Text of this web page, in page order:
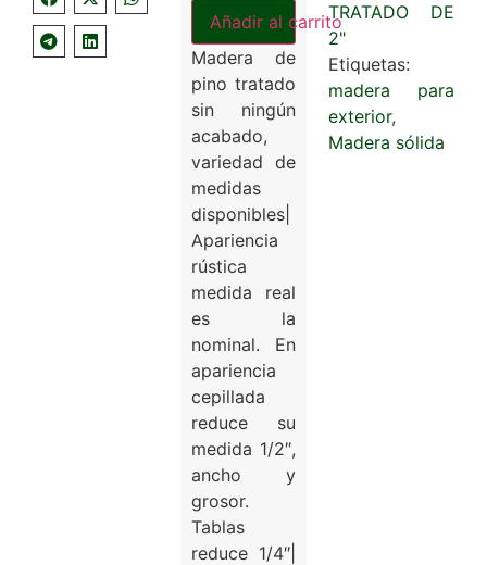
Añadir al carrito
Madera de
pino tratado
sin ningún
acabado,
variedad de
medidas
disponibles|
Apariencia
rústica
medida real
es la
nominal. En
apariencia
cepillada
reduce su
medida 1/2″,
ancho y
grosor.
Tablas
reduce 1/4″|
TRATADO DE
2"
Etiquetas:
madera para
exterior,
Madera sólida